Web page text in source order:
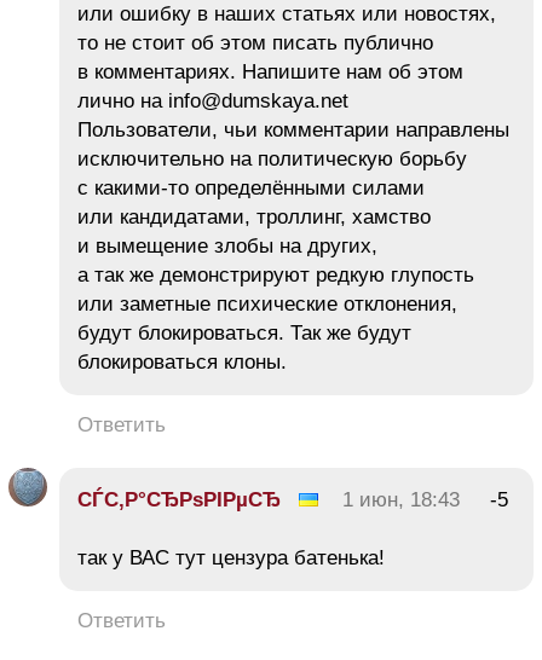
или ошибку в наших статьях или новостях,
то не стоит об этом писать публично
в комментариях. Напишите нам об этом
лично на info@dumskaya.net
Пользователи, чьи комментарии направлены
исключительно на политическую борьбу
с какими-то определёнными силами
или кандидатами, троллинг, хамство
и вымещение злобы на других,
а так же демонстрируют редкую глупость
или заметные психические отклонения,
будут блокироваться. Так же будут
блокироваться клоны.
Ответить
СЃС‚Р°СЂРѕРІРµСЂ 1 июн, 18:43 -5
так у ВАС тут цензура батенька!
Ответить